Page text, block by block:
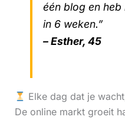
één blog en
in 6 weken.”
– Esther, 45
Elke dag dat je
De online markt groeit